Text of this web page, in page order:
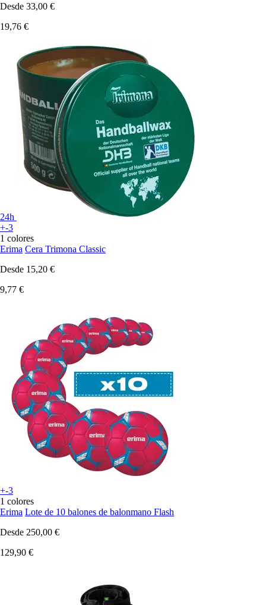
Desde 33,00 €
19,76 €
24h
+-3
1 colores
Erima Cera Trimona Classic
Desde 15,20 €
9,77 €
+-3
1 colores
Erima Lote de 10 balones de balonmano Flash
Desde 250,00 €
129,90 €